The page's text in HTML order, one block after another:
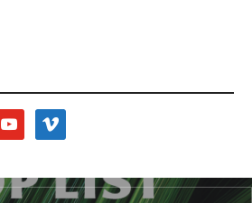
youtube vimeo